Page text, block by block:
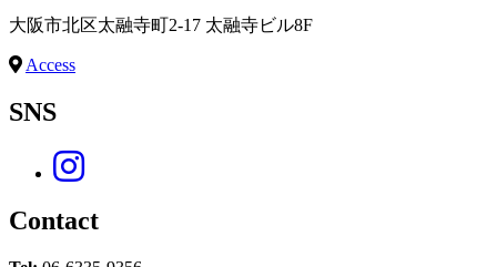
大阪市北区太融寺町2-17 太融寺ビル8F
Access
SNS
Contact